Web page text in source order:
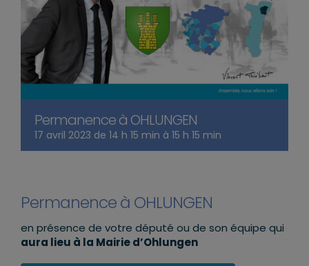
Permanence à OHLUNGEN
17 avril 2023 de 14 h 15 min à 15 h 15 min
Permanence à OHLUNGEN
en présence de votre député ou de son équipe qui
aura lieu à la Mairie d’Ohlungen